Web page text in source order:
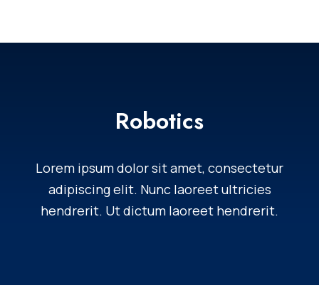
Robotics
Lorem ipsum dolor sit amet, consectetur
adipiscing elit. Nunc laoreet ultricies
hendrerit. Ut dictum laoreet hendrerit.